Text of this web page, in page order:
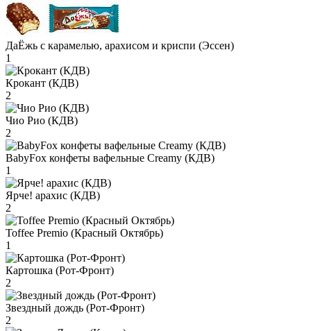
ДаЁжь с карамелью, арахисом и криспи (Эссен)
1
Крокант (КДВ)
2
Чио Рио (КДВ)
2
BabyFox конфеты вафельные Creamy (КДВ)
1
Ярче! арахис (КДВ)
2
Toffee Premio (Красный Октябрь)
1
Картошка (Рот-Фронт)
2
Звездный дождь (Рот-Фронт)
2